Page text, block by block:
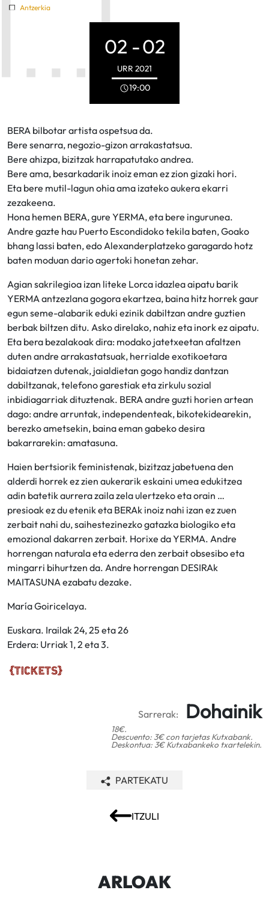
Antzerkia
02 -02
URR 2021
19:00
BERA bilbotar artista ospetsua da.
Bere senarra, negozio-gizon arrakastatsua.
Bere ahizpa, bizitzak harrapatutako andrea.
Bere ama, besarkadarik inoiz eman ez zion gizaki hori.
Eta bere mutil-lagun ohia ama izateko aukera ekarri
zezakeena.
Hona hemen BERA, gure YERMA, eta bere ingurunea.
Andre gazte hau Puerto Escondidoko tekila baten, Goako
bhang lassi baten, edo Alexanderplatzeko garagardo hotz
baten moduan dario agertoki honetan zehar.
Agian sakrilegioa izan liteke Lorca idazlea aipatu barik
YERMA antzezlana gogora ekartzea, baina hitz horrek gaur
egun seme-alabarik eduki ezinik dabiltzan andre guztien
berbak biltzen ditu. Asko direlako, nahiz eta inork ez aipatu.
Eta bera bezalakoak dira: modako jatetxeetan afaltzen
duten andre arrakastatsuak, herrialde exotikoetara
bidaiatzen dutenak, jaialdietan gogo handiz dantzan
dabiltzanak, telefono garestiak eta zirkulu sozial
inbidiagarriak dituztenak. BERA andre guzti horien artean
dago: andre arruntak, independenteak, bikotekidearekin,
berezko ametsekin, baina eman gabeko desira
bakarrarekin: amatasuna.
Haien bertsiorik feministenak, bizitzaz jabetuena den
alderdi horrek ez zien aukerarik eskaini umea edukitzea
adin batetik aurrera zaila zela ulertzeko eta orain …
presioak ez du etenik eta BERAk inoiz nahi izan ez zuen
zerbait nahi du, saihestezinezko gatazka biologiko eta
emozional dakarren zerbait. Horixe da YERMA. Andre
horrengan naturala eta ederra den zerbait obsesibo eta
mingarri bihurtzen da. Andre horrengan DESIRAk
MAITASUNA ezabatu dezake.
María Goiricelaya.
Euskara. Irailak 24, 25 eta 26
Erdera: Urriak 1, 2 eta 3.
Sarrerak: Dohainik
18€.
Descuento: 3€ con tarjetas Kutxabank.
Deskontua: 3€ Kutxabankeko txartelekin.
ITZULI
PARTEKATU
ARLOAK